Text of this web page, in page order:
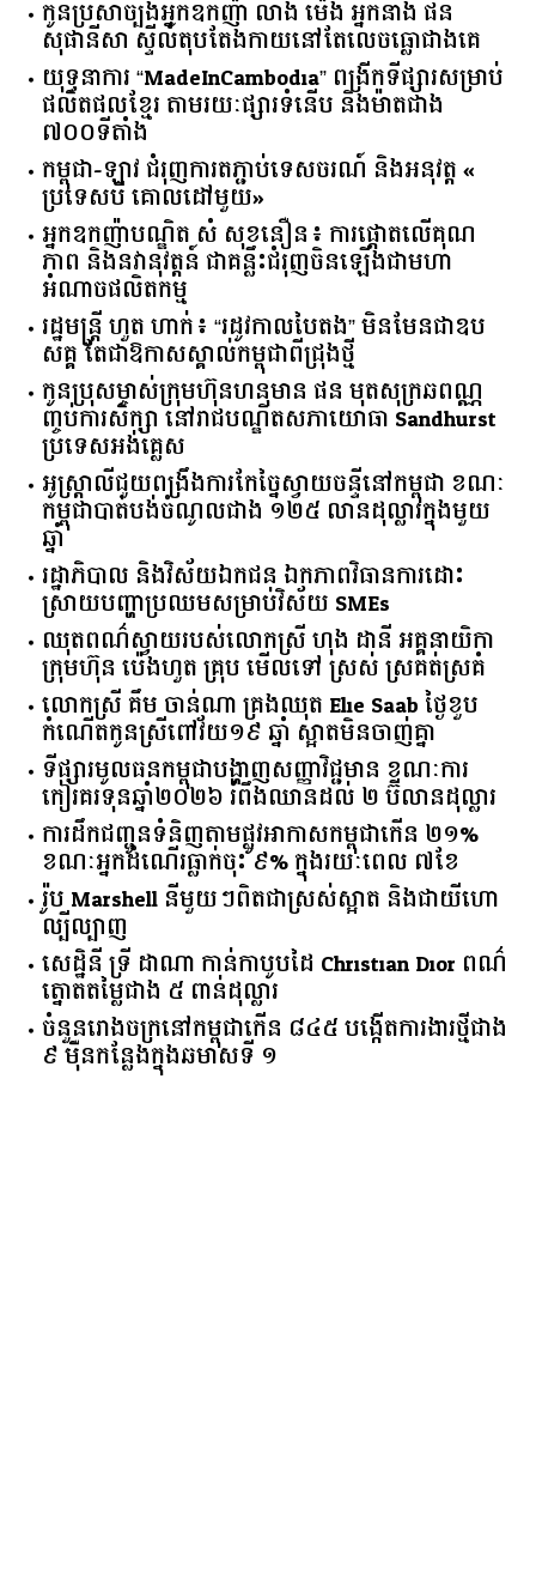
ឥណទាន​បុគ្គល​នៅ​កម្ពុជា​ ​កើន​ដល់​ជាង​ ​១៦​ ​ពាន់​លាន​
ដុល្លារ​ ​គិត​ត្រឹម​ចុង​ត្រីមាស​ទី​២​
កូនប្រសាច្បងអ្នកឧកញ៉ា លាង ម៉េង អ្នកនាង ផន
សុផានីសា ស្ទីល៍តុបតែងកាយនៅតែលេចធ្លោជាងគេ
យុទ្ធនាការ “MadeInCambodia” ពង្រីកទីផ្សារសម្រាប់
ផលិតផលខ្មែរ តាមរយៈផ្សារទំនើប និងម៉ាតជាង
៧០០ទីតាំង
កម្ពុជា​-​ឡាវ ​ជំរុញ​ការ​តភ្ជាប់​ទេសចរណ៍​ ​និង​អនុវត្ត​ ​«​
ប្រទេស​បី ​គោលដៅ​មួយ​»
អ្នកឧកញ៉ាបណ្ឌិត សំ សុខនឿន៖ ការផ្តោតលើគុណ
ភាព និងនវានុវត្តន៍ ជាគន្លឹះជំរុញចិនឡើងជាមហា
អំណាចផលិតកម្ម
រដ្ឋមន្ត្រី ហួត ហាក់៖ “រដូវកាលបៃតង” មិនមែនជាឧប
សគ្គ តែជាឱកាសស្គាល់កម្ពុជាពីជ្រុងថ្មី
កូនប្រុសម្ចាស់ក្រុមហ៊ុនហនុមាន ផន មុតសុក្រឆពណ្ណ
ញ្ចប់ការសិក្សា នៅរាជបណ្ឌិតសភាយោធា Sandhurst
ប្រទេសអង់គ្លេស
អូស្ត្រាលី​ជួយ​ពង្រឹង​ការ​កែច្នៃ​ស្វាយចន្ទី​នៅ​កម្ពុជា​ ​ខណៈ​
កម្ពុជា​បាត់បង់​ចំណូល​ជាង​ ​១២៥​ ​លាន​ដុល្លារ​ក្នុង​មួយ​
ឆ្នាំ​
រដ្ឋាភិបាល​ ​និង​វិស័យ​ឯកជន ​ឯកភាព​វិធានការ​ដោះ
ស្រាយ​បញ្ហា​ប្រឈម​​សម្រាប់​វិស័យ​ ​SMEs​
ឈុតពណ៌ស្វាយរបស់លោកស្រី ហុង ដានី អគ្គ​នាយិកា​
ក្រុមហ៊ុន ប៉េងហួត គ្រុប មើលទៅ ស្រស់ ស្រគត់ស្រគំ
លោកស្រី គឹម ចាន់ណា គ្រងឈុត Elie Saab ថ្ងៃខួប
កំណើតកូនស្រីពៅវ័យ១៩ ឆ្នាំ ស្អាតមិនចាញ់គ្នា
ទីផ្សារ​មូលធន​កម្ពុជា​បង្ហាញ​សញ្ញា​វិជ្ជមាន​ ​ខណៈ​ការ​
កៀរគរ​ទុន​ឆ្នាំ​២០២៦​ ​រំពឹង​ឈានដល់​ ​២​ ​ប៊ីលាន​ដុល្លារ​
ការដឹកជញ្ជូនទំនិញតាមផ្លូវអាកាសកម្ពុជាកើន ២១%
ខណៈអ្នកដំណើរធ្លាក់ចុះ ៩% ក្នុងរយៈពេល ៧ខែ
រ៉ូប Marshell នីមួយៗពិតជាស្រស់ស្អាត និងជាយីហោ
ល្បីល្បាញ
សេដ្ឋិនី ទ្រី ដាណា កាន់កាបូបដៃ Christian Dior ពណ៌
ត្នោតតម្លៃជាង ៥ ពាន់ដុល្លារ